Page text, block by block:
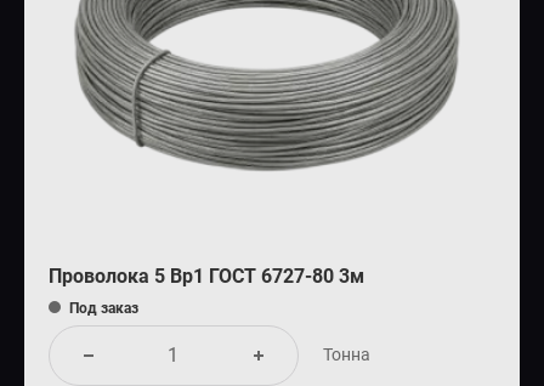
Проволока 5 Вр1 ГОСТ 6727-80 3м
Под заказ
Тонна